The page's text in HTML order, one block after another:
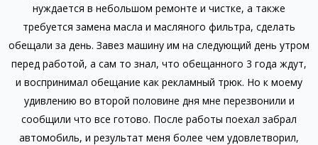
нуждается в небольшом ремонте и чистке, а также
требуется замена масла и масляного фильтра, сделать
обещали за день. Завез машину им на следующий день утром
перед работой, а сам то знал, что обещанного 3 года ждут,
и воспринимал обещание как рекламный трюк. Но к моему
удивлению во второй половине дня мне перезвонили и
сообщили что все готово. После работы поехал забрал
автомобиль, и результат меня более чем удовлетворил,